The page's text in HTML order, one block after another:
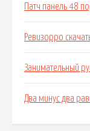
Патч панель 48
Ревизорро
Занимательный
Два минус два